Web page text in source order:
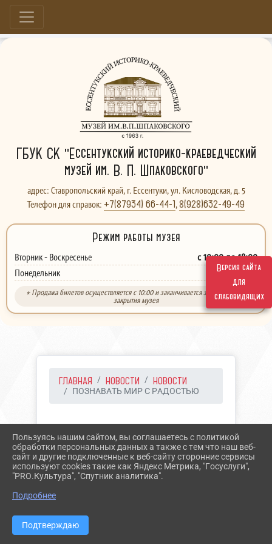
Версия сайта
для
слабовидящих
Больше, чем музей...
ГБУК СК "Ессентукский историко-краеведческий
музей им. В. П. Шпаковского"
адрес: Ставропольский край, г. Ессентуки, ул. Кисловодская, д. 5
Телефон для справок: +7(87934) 66-44-1,8(928)632-49-49
Режим работы музея
Вторник - Воскресенье с 10:00 до 18:00
Понедельник выходной
* Продажа билетов осуществляется с 10:00 и заканчивается за 30 минут до
закрытия музея
ГЛАВНАЯ НОВОСТИ НОВОСТИ
ПОЗНАВАТЬ МИР С РАДОСТЬЮ
ПОЗНАВАТЬ МИР С
РАДОСТЬЮ
Пользуясь нашим сайтом, вы соглашаетесь с политикой
обработки персональных данных а также с тем что наш веб-
сайт и другие подключенные к веб-сайту сторонние сервисы
используют cookies такие как Яндекс Метрика, "Госуслуги",
"PRO.Культура", "Спутник аналитика".
Подробнее
Подтверждаю